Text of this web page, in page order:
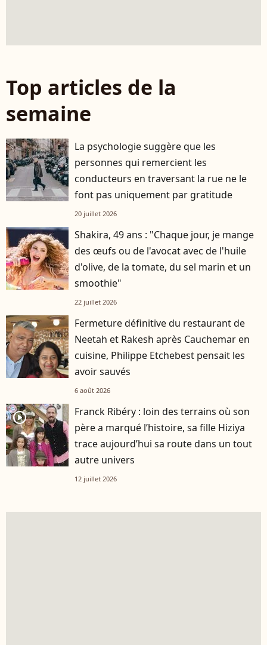
Top articles de la
semaine
La psychologie suggère que les
personnes qui remercient les
conducteurs en traversant la rue ne le
font pas uniquement par gratitude
20 juillet 2026
Shakira, 49 ans : "Chaque jour, je mange
des œufs ou de l'avocat avec de l'huile
d'olive, de la tomate, du sel marin et un
smoothie"
22 juillet 2026
Fermeture définitive du restaurant de
Neetah et Rakesh après Cauchemar en
cuisine, Philippe Etchebest pensait les
avoir sauvés
6 août 2026
player2
Franck Ribéry : loin des terrains où son
père a marqué l’histoire, sa fille Hiziya
trace aujourd’hui sa route dans un tout
autre univers
12 juillet 2026